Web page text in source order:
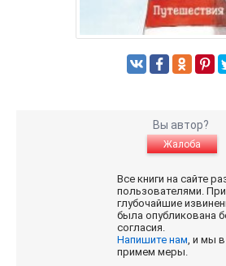
Вы автор?
Жалоба
Все книги на сайте
пользователями.
глубочайшие
была опубликована
согласия.
Напишите нам , и мы
примем меры.